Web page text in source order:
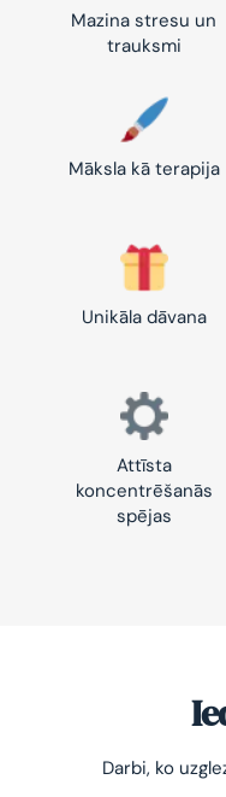
Mazina stresu un
trauksmi
Māksla kā terapija
Unikāla dāvana
Attīsta
koncentrēšanās
spējas
Darbi, ko